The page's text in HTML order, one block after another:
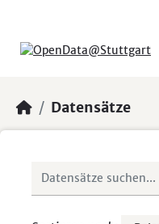
Datensätze